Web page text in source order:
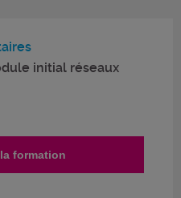
initial réseaux
formation